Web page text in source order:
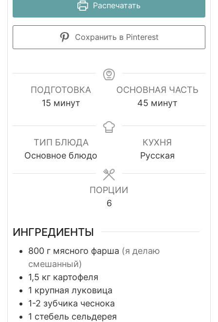
Распечатать
Сохранить в Pinterest
ПОДГОТОВКА
15минуты
минут
ОСНОВНАЯ ЧАСТЬ
45минуты
минут
ТИП БЛЮДА
Основное блюдо
КУХНЯ
Русская
ПОРЦИИ
6
ИНГРЕДИЕНТЫ
800 г мясного фарша (я делаю
смешанный)
1,5 кг картофеля
1 крупная луковица
1-2 зубчика чеснока
1 стебель сельдерея